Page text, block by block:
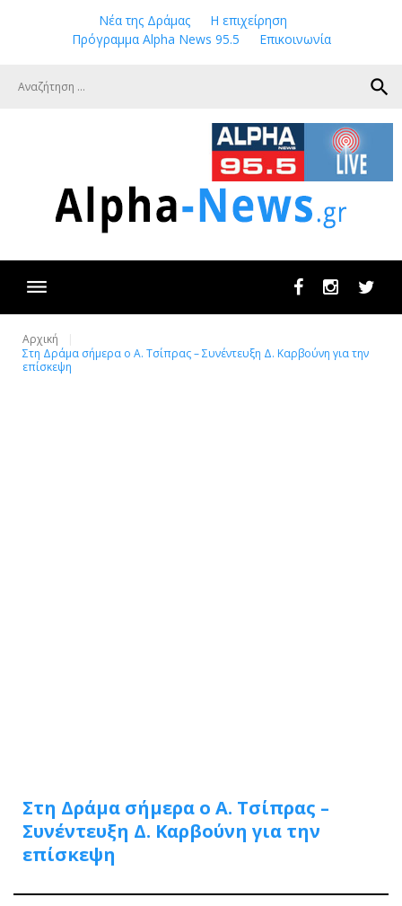
Νέα της Δράμας
Η επιχείρηση
Πρόγραμμα Alpha News 95.5
Επικοινωνία
search
FacebookInstagram
Αρχική
Στη Δράμα σήμερα ο Α. Τσίπρας – Συνέντευξη Δ. Καρβούνη για την
επίσκεψη
Στη Δράμα σήμερα ο Α. Τσίπρας –
Συνέντευξη Δ. Καρβούνη για την
επίσκεψη